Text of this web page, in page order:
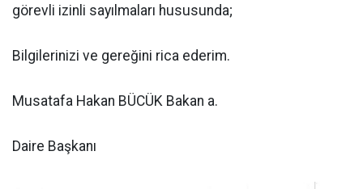
görevli izinli sayılmaları hususunda;
Bilgilerinizi ve gereğini rica ederim.
Musatafa Hakan BÜCÜK Bakan a.
Daire Başkanı